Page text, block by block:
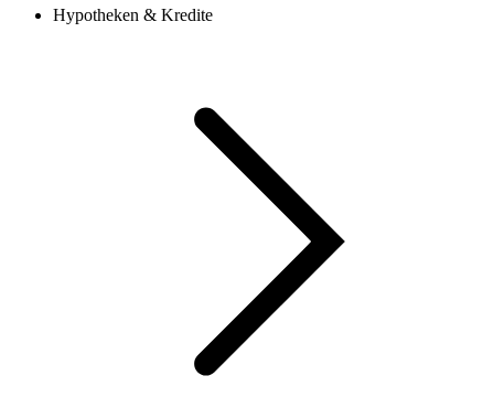
Hypotheken & Kredite